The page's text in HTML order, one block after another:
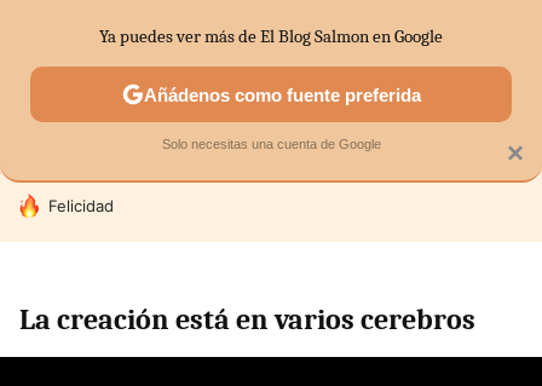
SECTORES ECONOMÍA DOMÉSTICA MERCADOS
HOY SE HABLA DE
Felicidad
La creación está en varios cerebros
×
Ya puedes ver más de El Blog Salmon en Google
Añádenos como fuente preferida
Solo necesitas una cuenta de Google